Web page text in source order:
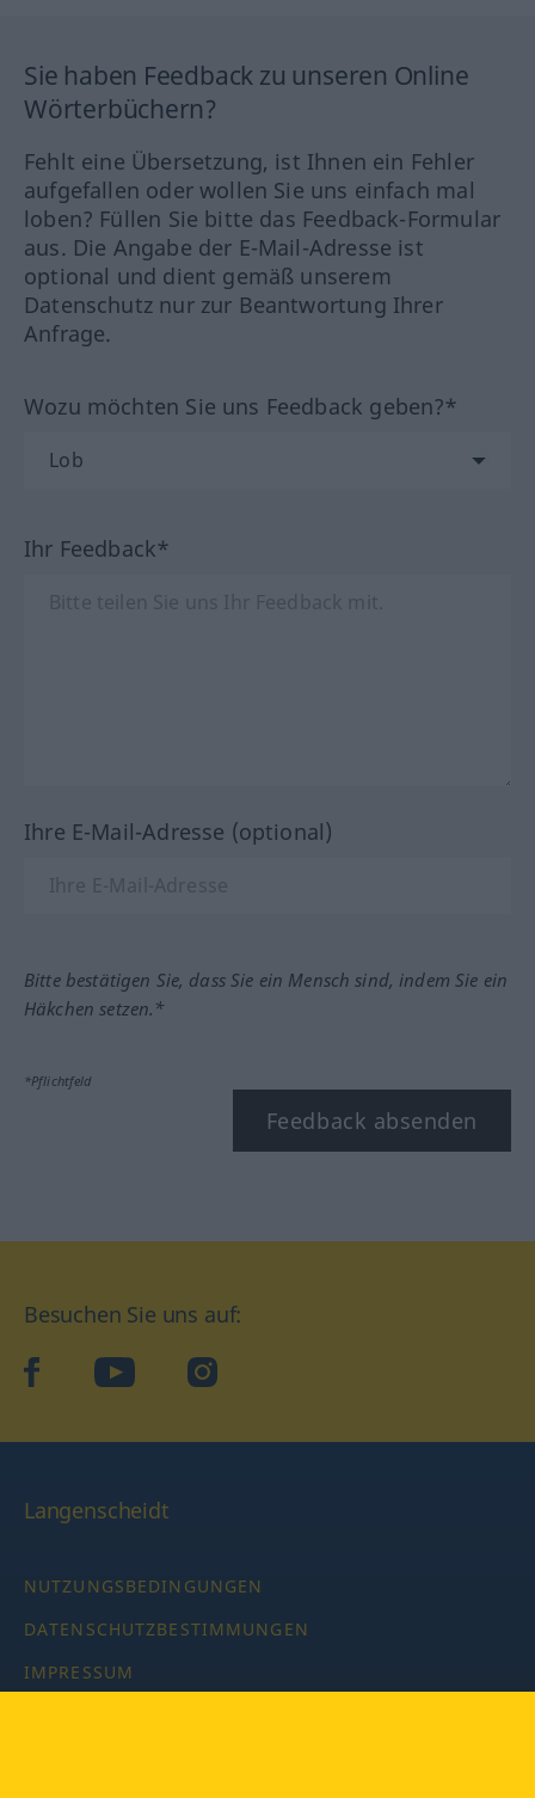
Sie haben Feedback zu unseren Online
Wörterbüchern?
Fehlt eine Übersetzung, ist Ihnen ein Fehler
aufgefallen oder wollen Sie uns einfach mal
loben? Füllen Sie bitte das Feedback-Formular
aus. Die Angabe der E-Mail-Adresse ist
optional und dient gemäß unserem
Datenschutz nur zur Beantwortung Ihrer
Anfrage.
Wozu möchten Sie uns Feedback geben?*
Ihr Feedback*
Ihre E-Mail-Adresse (optional)
Bitte bestätigen Sie, dass Sie ein Mensch sind, indem Sie ein
Häkchen setzen.*
*Pflichtfeld
Feedback absenden
Besuchen Sie uns auf:
facebookYouTube Instagram
Langenscheidt
NUTZUNGSBEDINGUNGEN
DATENSCHUTZBESTIMMUNGEN
IMPRESSUM